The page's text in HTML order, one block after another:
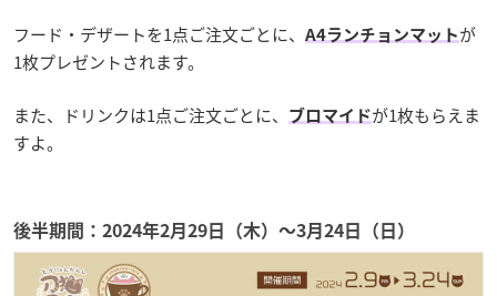
フード・デザートを1点ご注文ごとに、 A4ランチョンマット が
1枚プレゼントされます。
また、ドリンクは1点ご注文ごとに、 ブロマイドが1枚もらえま
すよ。
後半期間：2024年2月29日（木）〜3月24日（日）